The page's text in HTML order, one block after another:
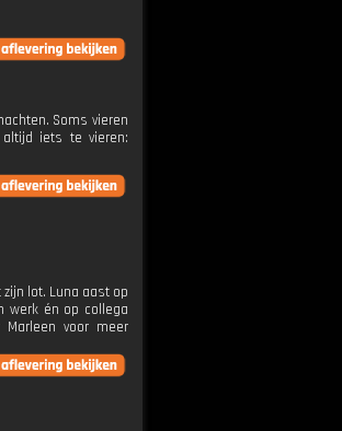
Soms vieren
iets te vieren:
lot. Luna aast op
werk én op collega
voor meer